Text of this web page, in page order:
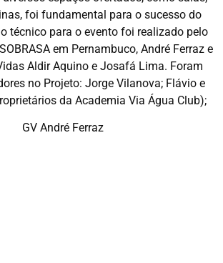
foi fundamental para o sucesso do
técnico para o evento foi realizado pelo
em Pernambuco, André Ferraz e
Aldir Aquino e Josafá Lima. Foram
no Projeto: Jorge Vilanova; Flávio e
da Academia Via Água Club);
GV André Ferraz